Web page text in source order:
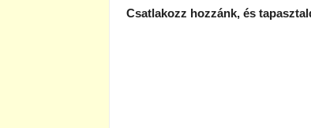
Csatlakozz hozzánk, és